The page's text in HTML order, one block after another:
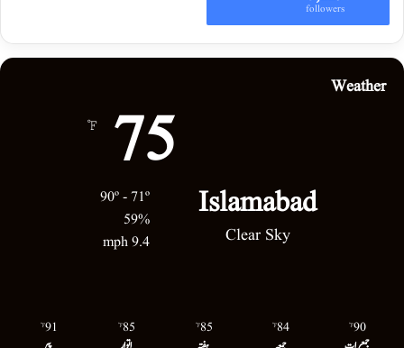
followers
Weather
Islamabad
Clear Sky
75
℉
59%
9.4 mph
90
℉
84
℉
85
℉
85
℉
91
℉